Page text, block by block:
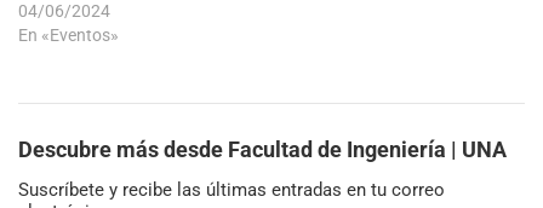
04/06/2024
En «Eventos»
Descubre más desde Facultad de Ingeniería | UNA
Suscríbete y recibe las últimas entradas en tu correo